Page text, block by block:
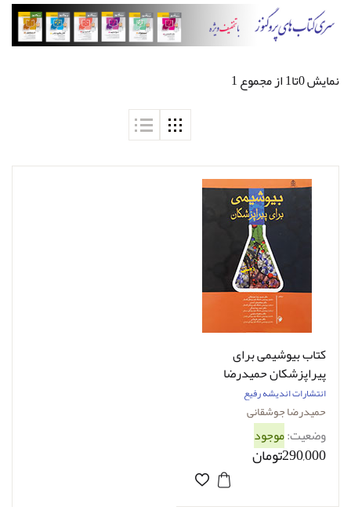
نمایش 0تا1 از مجموع 1
کتاب بیوشیمی برای
پیراپزشکان حمیدرضا
جوشقانی
انتشارات اندیشه رفیع
حمیدرضا جوشقانی
وضعیت:موجود
290,000تومان